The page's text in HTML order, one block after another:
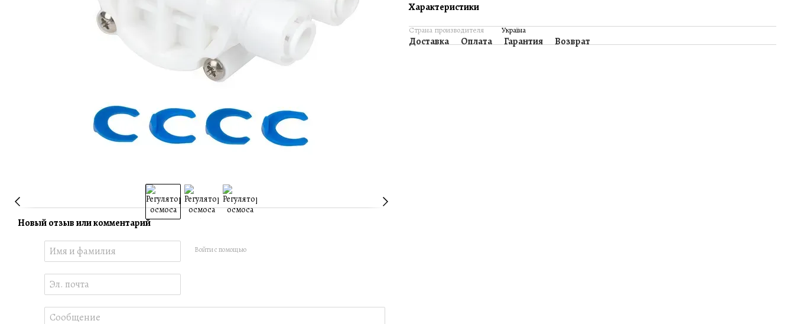
Новый отзыв или комментарий
Войти с помощью
Характеристики
Страна производителя Україна
Доставка Оплата Гарантия Возврат